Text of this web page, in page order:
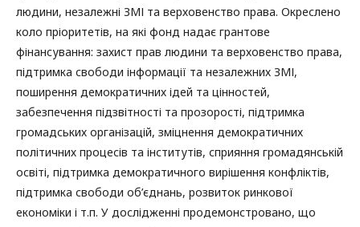
людини, незалежні ЗМІ та верховенство права. Окреслено
коло пріоритетів, на які фонд надає грантове
фінансування: захист прав людини та верховенство права,
підтримка свободи інформації та незалежних ЗМІ,
поширення демократичних ідей та цінностей,
забезпечення підзвітності та прозорості, підтримка
громадських організацій, зміцнення демократичних
політичних процесів та інститутів, сприяння громадянській
освіті, підтримка демократичного вирішення конфліктів,
підтримка свободи об’єднань, розвиток ринкової
економіки і т.п. У дослідженні продемонстровано, що